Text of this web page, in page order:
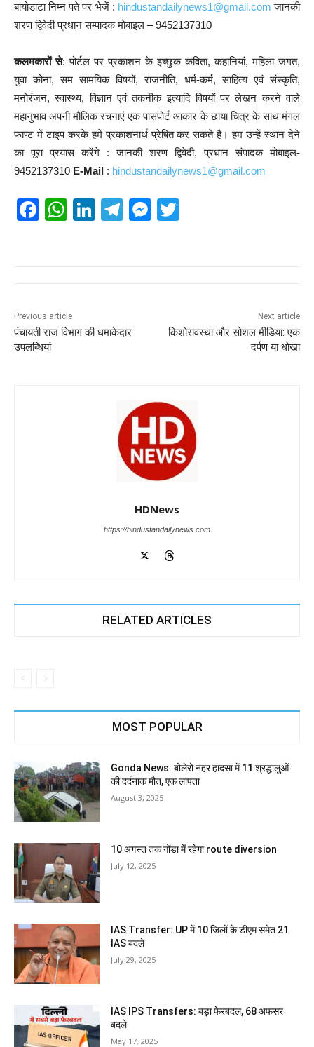
बायोडाटा निम्न पते पर भेजें : hindustandailynews1@gmail.com जानकी
शरण द्विवेदी प्रधान सम्पादक मोबाइल – 9452137310
कलमकारों से: पोर्टल पर प्रकाशन के इच्छुक कविता, कहानियां, महिला जगत,
युवा कोना, सम सामयिक विषयों, राजनीति, धर्म-कर्म, साहित्य एवं संस्कृति,
मनोरंजन, स्वास्थ्य, विज्ञान एवं तकनीक इत्यादि विषयों पर लेखन करने वाले
महानुभाव अपनी मौलिक रचनाएं एक पासपोर्ट आकार के छाया चित्र के साथ मंगल
फाण्ट में टाइप करके हमें प्रकाशनार्थ प्रेषित कर सकते हैं। हम उन्हें स्थान देने
का पूरा प्रयास करेंगे : जानकी शरण द्विवेदी, प्रधान संपादक मोबाइल-
9452137310 E-Mail : hindustandailynews1@gmail.com
F
o
o
W
p
p
Li
T
M
er
Previous article
पंचायती राज विभाग की धमाकेदार
उपलब्धियां
Next article
किशोरावस्था और सोशल मीडिया: एक
दर्पण या धोखा
HDNews
https://hindustandailynews.com
RELATED ARTICLES
MOST POPULAR
Gonda News: बोलेरो नहर हादसा में 11 श्रद्धालुओं
की दर्दनाक मौत, एक लापता
August 3, 2025
10 अगस्त तक गोंडा में रहेगा route diversion
July 12, 2025
IAS Transfer: UP में 10 जिलों के डीएम समेत 21
IAS बदले
July 29, 2025
IAS IPS Transfers: बड़ा फेरबदल, 68 अफसर
बदले
May 17, 2025